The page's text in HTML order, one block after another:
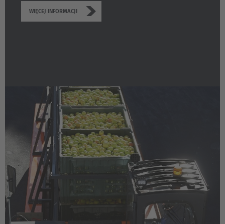
Cesko
France
Français
Great Britain
English
Italia
Italiano
WIĘCEJ INFORMACJI